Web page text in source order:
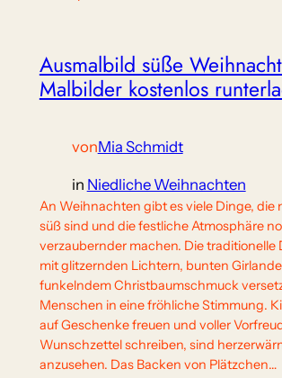
Ausmalbild süße
Malbilder kostenlos
vonMia Schmidt
in Niedliche Weihnachten
An Weihnachten gibt es viele Dinge, die
süß sind und die festliche Atmosphäre
verzaubernder machen. Die traditionelle
mit glitzernden Lichtern, bunten
funkelndem Christbaumschmuck
Menschen in eine fröhliche Stimmung.
auf Geschenke freuen und voller
Wunschzettel schreiben, sind
anzusehen. Das Backen von Plätzchen…